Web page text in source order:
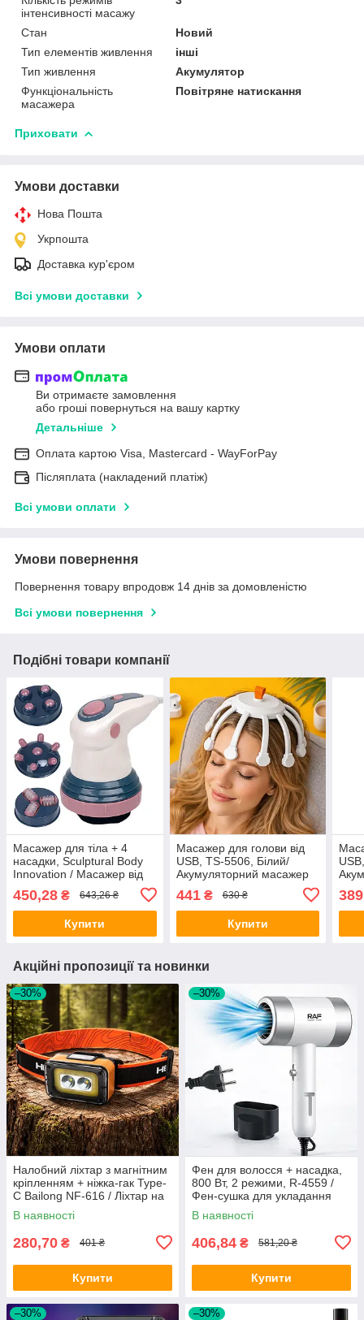
інтенсивності масажу
Стан
Новий
Тип елементів живлення
інші
Тип живлення
Акумулятор
Функціональність
масажера
Повітряне натискання
Приховати
Умови доставки
Нова Пошта
Укрпошта
Доставка кур'єром
Всі умови доставки
Умови оплати
Ви отримаєте замовлення
або гроші повернуться на вашу картку
Детальніше
Оплата картою Visa, Mastercard - WayForPay
Післяплата (накладений платіж)
Всі умови оплати
Умови повернення
Повернення товару впродовж 14 днів за домовленістю
Всі умови повернення
Подібні товари компанії
Масажер для тіла + 4
насадки, Sculptural Body
Innovation / Масажер від
вібромасажер
450,28 ₴ 643,26 ₴
Купити
Масажер для голови від
USB, TS-5506, Білий/
Акумуляторний масажер
вібраційний для голови
441₴ 630 ₴
Купити
389
Акційні пропозиції та новинки
–30%
Налобний ліхтар з магнітним
кріпленням + ніжка-гак Type-
C Bailong NF-616 / Ліхтар на
голову / Акумуляторний
налобний ліхтарик
В наявності
280,70 ₴ 401 ₴
Купити
–30%
Фен для волосся + насадка,
800 Вт, 2 режими, R-4559 /
Фен-сушка для укладання
волосся / Дорожній фен
В наявності
406,84 ₴ 581,20 ₴
Купити
–30% –30%